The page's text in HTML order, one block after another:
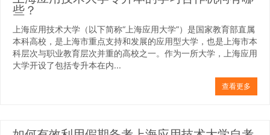
些？
上海应用技术大学（以下简称“上海应用大学”）是国家教育部直属
本科高校，是上海市重点支持和发展的应用型大学，也是上海市本
科层次与职业教育层次并重的高校之一。作为一所大学，上海应用
大学开设了包括专升本在内...
查看更多